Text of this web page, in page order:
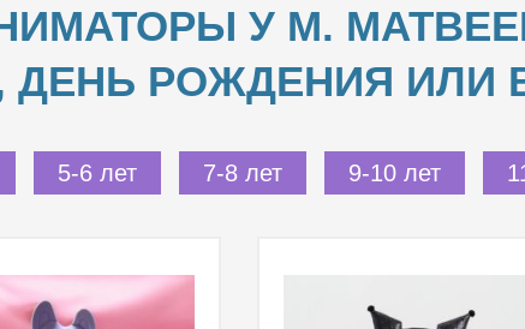
У М.
ДЕНЬ РОЖДЕНИЯ ИЛИ
5-6 лет 7-8 лет 9-10 лет